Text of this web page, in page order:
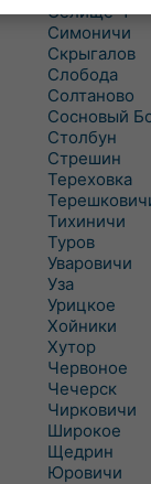
Селище-1
Симоничи
Скрыгалов
Слобода
Солтаново
Сосновый
Столбун
Стрешин
Тереховка
Тихиничи
Туров
Уваровичи
Уза
Урицкое
Хойники
Хутор
Червоное
Чечерск
Чирковичи
Широкое
Щедрин
Юровичи